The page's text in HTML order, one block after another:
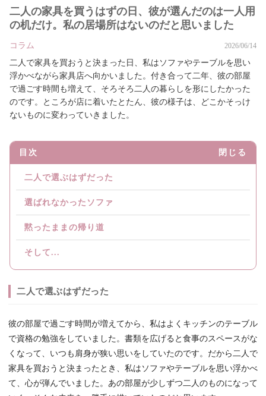
二人の家具を買うはずの日、彼が選んだのは一人用
の机だけ。私の居場所はないのだと思いました
コラム 2026/06/14
二人で家具を買おうと決まった日、私はソファやテーブルを思い
浮かべながら家具店へ向かいました。付き合って二年、彼の部屋
で過ごす時間も増えて、そろそろ二人の暮らしを形にしたかった
のです。ところが店に着いたとたん、彼の様子は、どこかそっけ
ないものに変わっていきました。
目次 閉じる
二人で選ぶはずだった
選ばれなかったソファ
黙ったままの帰り道
そして...
二人で選ぶはずだった
彼の部屋で過ごす時間が増えてから、私はよくキッチンのテーブル
で資格の勉強をしていました。書類を広げると食事のスペースがな
くなって、いつも肩身が狭い思いをしていたのです。だから二人で
家具を買おうと決まったとき、私はソファやテーブルを思い浮かべ
て、心が弾んでいました。あの部屋が少しずつ二人のものになって